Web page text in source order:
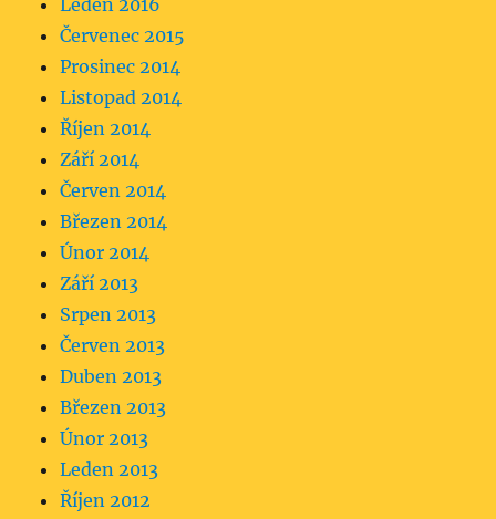
Leden 2016
Červenec 2015
Prosinec 2014
Listopad 2014
Říjen 2014
Září 2014
Červen 2014
Březen 2014
Únor 2014
Září 2013
Srpen 2013
Červen 2013
Duben 2013
Březen 2013
Únor 2013
Leden 2013
Říjen 2012